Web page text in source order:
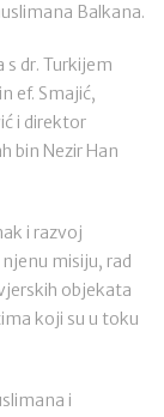
Balkana.
dr. Turkijem
ef. Smajić,
i direktor
bin Nezir Han
i razvoj
misiju, rad
objekata
koji su u toku
i